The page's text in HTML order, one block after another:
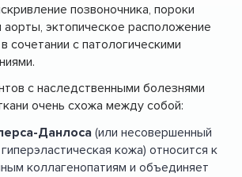
позвоночника, пороки
эктопическое расположение
сочетании с патологическими
с наследственными болезнями
очень схожа между собой:
Данлоса (или несовершенный
кожа) относится к
коллагенопатиям и объединяет